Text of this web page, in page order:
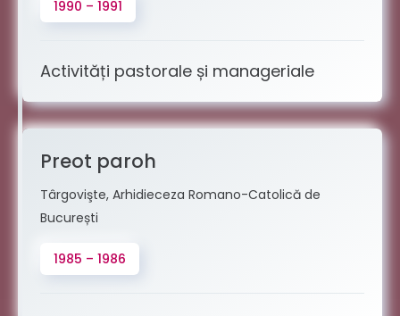
1990 – 1991
Activități pastorale și manageriale
Preot paroh
Târgovişte, Arhidieceza Romano-Catolică de
București
1985 – 1986